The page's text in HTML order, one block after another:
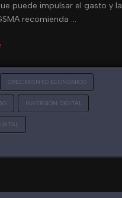
puede impulsar el gasto y la
recomienda …
CRECIMIENTO ECONÓMICO
INVERSIÓN DIGITAL